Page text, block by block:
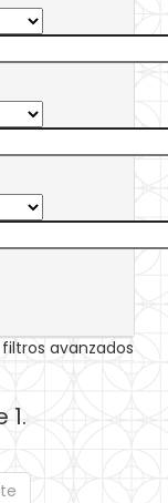
avanzados
1.